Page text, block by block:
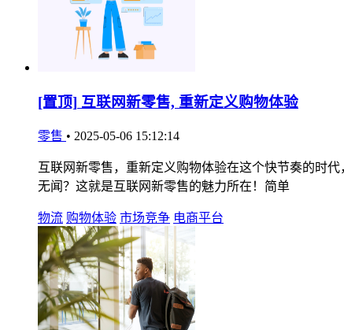
[置顶] 互联网新零售, 重新定义购物体验
零售 • 2025-05-06 15:12:14
互联网新零售，重新定义购物体验在这个快节奏的时
无闻？这就是互联网新零售的魅力所在！简单
物流 购物体验 市场竞争 电商平台